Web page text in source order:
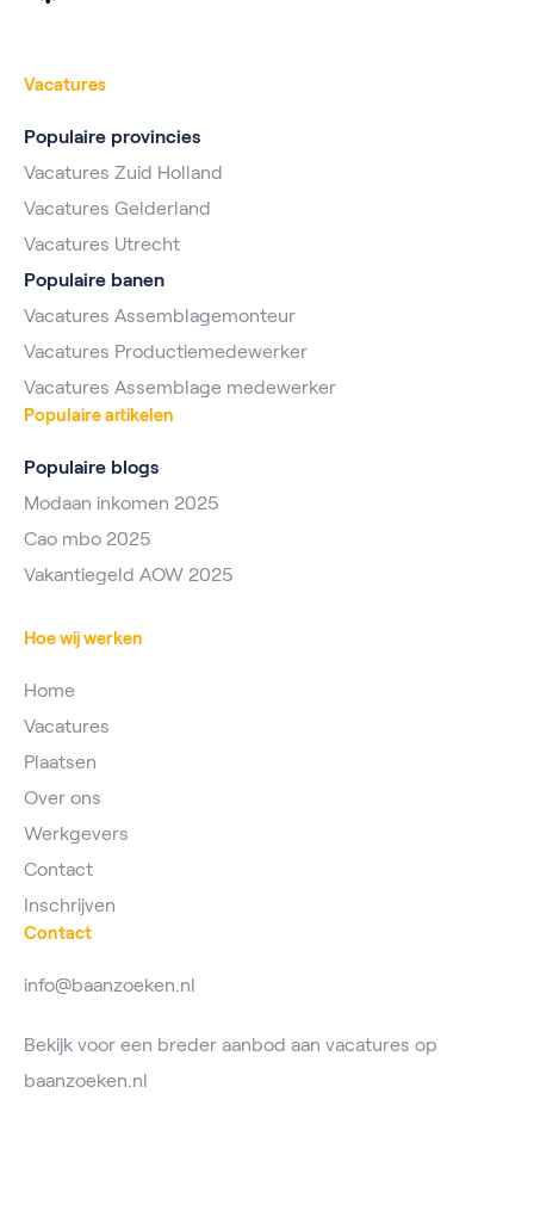
Vacatures
Populaire provincies
Vacatures Zuid Holland
Vacatures Gelderland
Vacatures Utrecht
Populaire banen
Vacatures Assemblagemonteur
Vacatures Productiemedewerker
Vacatures Assemblage medewerker
Populaire artikelen
Populaire blogs
Modaan inkomen 2025
Cao mbo 2025
Vakantiegeld AOW 2025
Hoe wij werken
Home
Vacatures
Plaatsen
Over ons
Werkgevers
Contact
Inschrijven
Contact
info@baanzoeken.nl
Bekijk voor een breder aanbod aan vacatures op
baanzoeken.nl